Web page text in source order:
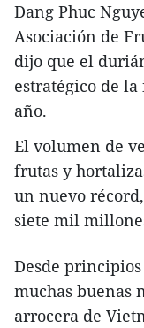
Dang Phuc
Asociación de
dijo que el
estratégico de
año.
El volumen de
frutas y
un nuevo
siete mil
Desde
muchas buenas
arrocera de